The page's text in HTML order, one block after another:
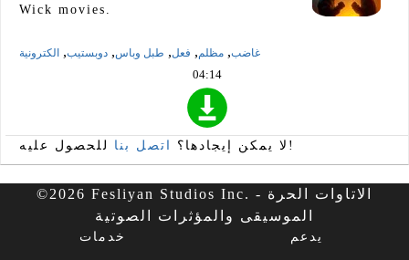
Wick movies.
غاضب, مظلم, فعل, طبل وباس, دوبستيب,
الكترونية
04:14
لا يمكن إيجادها؟ اتصل بنا للحصول عليه!
©2026 Fesliyan Studios Inc. - الاتاوات الحرة
الموسيقى والمؤثرات الصوتية
خدمات يدعم